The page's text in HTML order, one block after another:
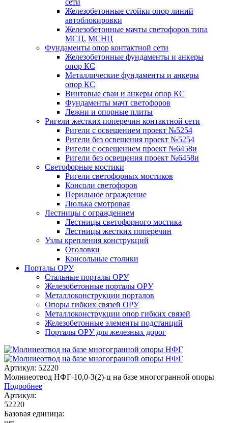
Железобетонные стойки опор линий
автоблокировки
Железобетонные мачты светофоров типа
МСЦ, МСНЦ
Фундаменты опор контактной сети
Железобетонные фундаменты и анкеры
опор КС
Металлические фундаменты и анкеры
опор КС
Винтовые сваи и анкеры опор КС
Фундаменты мачт светофоров
Лежни и опорные плиты
Ригели жестких поперечин контактной сети
Ригели с освещением проект №5254
Ригели без освещения проект №5254
Ригели с освещением проект №6458и
Ригели без освещения проект №6458и
Светофорные мостики
Ригели светофорных мостиков
Консоли светофоров
Перильное ограждение
Люлька смотровая
Лестницы с ограждением
Лестницы светофорного мостика
Лестницы жестких поперечин
Узлы крепления конструкций
Оголовки
Консольные столики
Порталы ОРУ
Стальные порталы ОРУ
Железобетонные порталы ОРУ
Металлоконструкции порталов
Опоры гибких связей ОРУ
Металлоконструкции опор гибких связей
Железобетонные элементы подстанций
Порталы ОРУ для железных дорог
Артикул: 52220
Молниеотвод НФГ-10,0-З(2)-ц на базе многогранной опоры
Подробнее
Артикул:
52220
Базовая единица: